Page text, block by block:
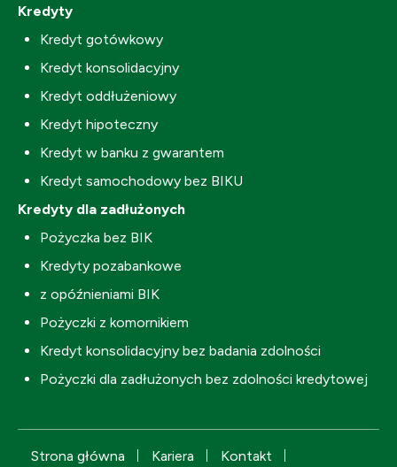
Kredyty
Kredyt gotówkowy
Kredyt konsolidacyjny
Kredyt oddłużeniowy
Kredyt hipoteczny
Kredyt w banku z gwarantem
Kredyt samochodowy bez BIKU
Kredyty dla zadłużonych
Pożyczka bez BIK
Kredyty pozabankowe
z opóźnieniami BIK
Pożyczki z komornikiem
Kredyt konsolidacyjny bez badania zdolności
Pożyczki dla zadłużonych bez zdolności kredytowej
Strona główna Kariera Kontakt